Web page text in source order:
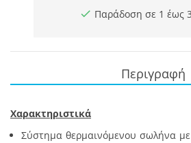
Παράδοση σε 1 έως
Περιγραφή
Χαρακτηριστικά
Σύστημα θερμαινόμενου σωλήνα